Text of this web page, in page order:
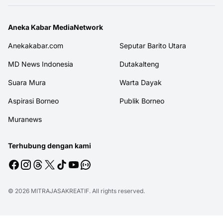
Aneka Kabar MediaNetwork
Anekakabar.com Seputar Barito Utara
MD News Indonesia Dutakalteng
Suara Mura Warta Dayak
Aspirasi Borneo Publik Borneo
Muranews
Terhubung dengan kami
© 2026 MITRAJASAKREATIF. All rights reserved.